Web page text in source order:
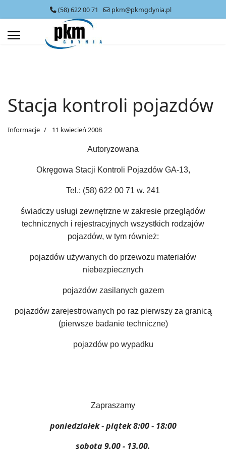
(58) 622 00 71 pkm@pkmgdynia.pl
Stacja kontroli pojazdów
Informacje 11 kwiecień 2008
Autoryzowana
Okręgowa Stacji Kontroli Pojazdów GA-13,
Tel.: (58) 622 00 71 w. 241
świadczy usługi zewnętrzne w zakresie przeglądów
technicznych i rejestracyjnych wszystkich rodzajów
pojazdów, w tym również:
pojazdów używanych do przewozu materiałów
niebezpiecznych
pojazdów zasilanych gazem
pojazdów zarejestrowanych po raz pierwszy za granicą
(pierwsze badanie techniczne)
pojazdów po wypadku
Zapraszamy
poniedziałek - piątek 8:00 - 18:00
sobota 9.00 - 13.00.